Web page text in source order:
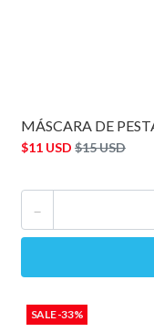
MÁSCARA DE
$11 USD $15 USD
-
SALE -33%